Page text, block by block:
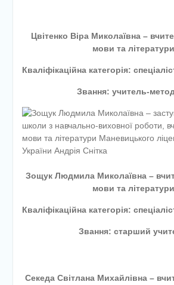
Цвітенко Віра Миколаївна –
мови та літератури
Кваліфікаційна категорія:
Звання: учитель-
Зощук Людмила Миколаївна –
мови та літератури
Кваліфікаційна категорія:
Звання: старший
Секеда Світлана Михайлівна –